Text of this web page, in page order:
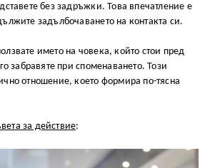
без задръжки. Това впечатление е
задълбочаването на контакта си.
името на човека, който стои пред
забравяте при споменаването. Този
отношение, което формира по-тясна
за действие: